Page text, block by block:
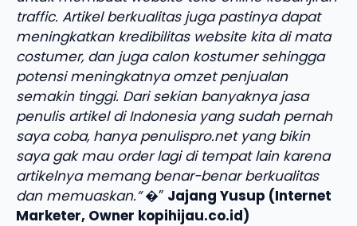
traffic. Artikel berkualitas juga pastinya dapat
meningkatkan kredibilitas website kita di mata
costumer, dan juga calon kostumer sehingga
potensi meningkatnya omzet penjualan
semakin tinggi. Dari sekian banyaknya jasa
penulis artikel di Indonesia yang sudah pernah
saya coba, hanya penulispro.net yang bikin
saya gak mau order lagi di tempat lain karena
artikelnya memang benar-benar berkualitas
dan memuaskan.”�” Jajang Yusup (Internet
Marketer, Owner kopihijau.co.id)